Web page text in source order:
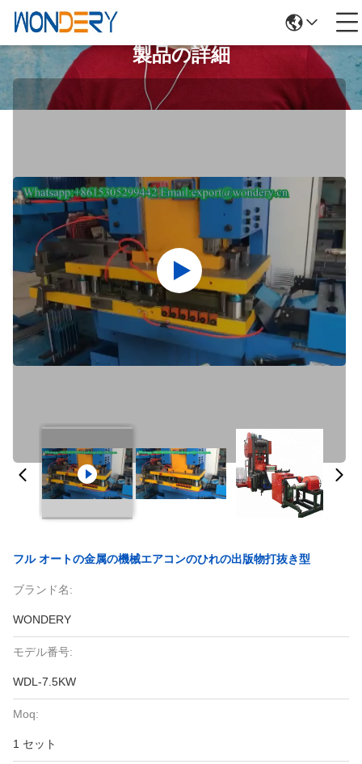
製品の詳細
フル オートの金属の機械エアコンのひれの出版物打抜き型
ブランド名:
WONDERY
モデル番号:
WDL-7.5KW
Moq:
1 セット